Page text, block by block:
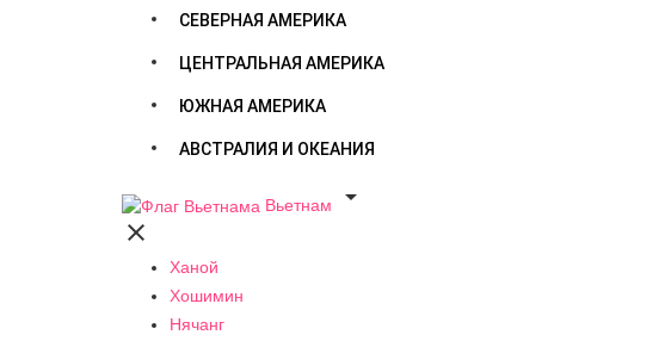
СЕВЕРНАЯ АМЕРИКА
ЦЕНТРАЛЬНАЯ АМЕРИКА
ЮЖНАЯ АМЕРИКА
АВСТРАЛИЯ И ОКЕАНИЯ
Вьетнам


Ханой
Хошимин
Нячанг